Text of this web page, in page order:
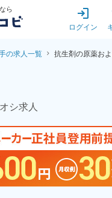
ら
ログイン
の求人一覧
抗生剤の原薬お
薬および
シ求人